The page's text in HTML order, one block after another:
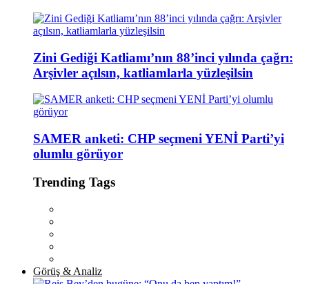
Zini Gediği Katliamı’nın 88’inci yılında çağrı:
Arşivler açılsın, katliamlarla yüzleşilsin
SAMER anketi: CHP seçmeni YENİ Parti’yi
olumlu görüyor
Trending Tags
Görüş & Analiz